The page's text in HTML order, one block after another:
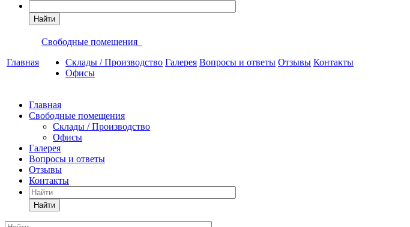
Найти
Главная
Свободные помещения
Склады / Производство
Офисы
Галерея Вопросы и ответы Отзывы Контакты
Главная
Свободные помещения
Склады / Производство
Офисы
Галерея
Вопросы и ответы
Отзывы
Контакты
Найти